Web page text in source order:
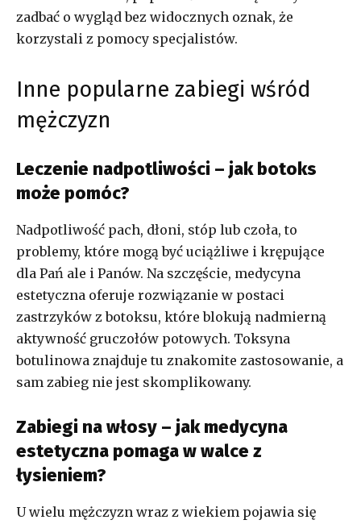
zadbać o wygląd bez widocznych oznak, że
korzystali z pomocy specjalistów.
Inne popularne zabiegi wśród
mężczyzn
Leczenie nadpotliwości – jak botoks
może pomóc?
Nadpotliwość pach, dłoni, stóp lub czoła, to
problemy, które mogą być uciążliwe i krępujące
dla Pań ale i Panów. Na szczęście, medycyna
estetyczna oferuje rozwiązanie w postaci
zastrzyków z botoksu, które blokują nadmierną
aktywność gruczołów potowych. Toksyna
botulinowa znajduje tu znakomite zastosowanie, a
sam zabieg nie jest skomplikowany.
Zabiegi na włosy – jak medycyna
estetyczna pomaga w walce z
łysieniem?
U wielu mężczyzn wraz z wiekiem pojawia się